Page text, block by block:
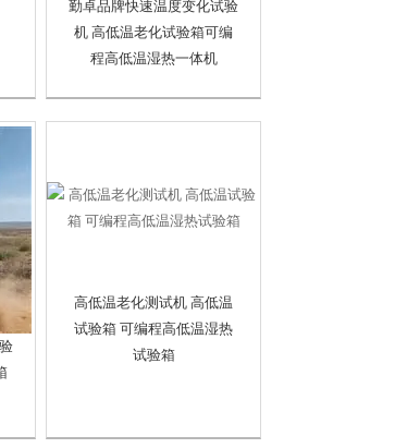
勤卓品牌快速温度变化试验
机 高低温老化试验箱可编
程高低温湿热一体机
高低温老化测试机 高低温
试验箱 可编程高低温湿热
试验箱